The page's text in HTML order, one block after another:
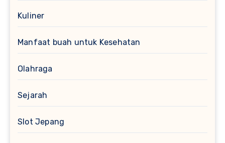
Kuliner
Manfaat buah untuk Kesehatan
Olahraga
Sejarah
Slot Jepang